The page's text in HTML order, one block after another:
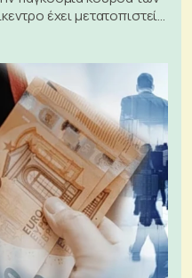
έχει μετατοπιστεί